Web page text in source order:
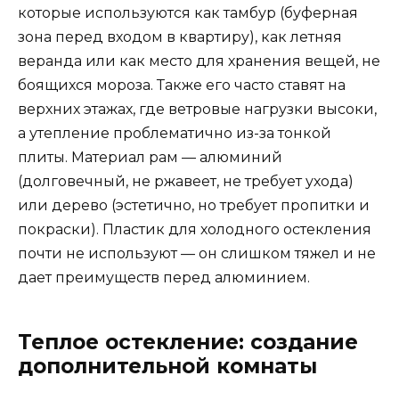
которые используются как тамбур (буферная
зона перед входом в квартиру), как летняя
веранда или как место для хранения вещей, не
боящихся мороза. Также его часто ставят на
верхних этажах, где ветровые нагрузки высоки,
а утепление проблематично из-за тонкой
плиты. Материал рам — алюминий
(долговечный, не ржавеет, не требует ухода)
или дерево (эстетично, но требует пропитки и
покраски). Пластик для холодного остекления
почти не используют — он слишком тяжел и не
дает преимуществ перед алюминием.
Теплое остекление: создание
дополнительной комнаты